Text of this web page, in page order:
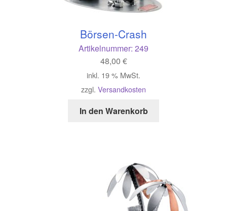
Börsen-Crash
Artikelnummer: 249
48,00 €
inkl. 19 % MwSt.
zzgl. Versandkosten
In den Warenkorb